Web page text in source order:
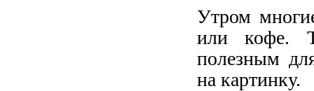
Утром
или кофе.
полезным
на картинку.